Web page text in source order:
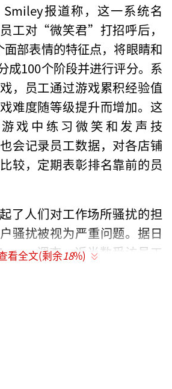
Smiley报道称，这一系统名
工对“微笑君”打招呼后，
面部表情的特征点，将眼睛和
成100个阶段并进行评分。系
，员工通过游戏累积经验值
难度随等级提升而增加。这
戏中练习微笑和发声技
记录员工数据，对各店铺
较，定期表彰排名靠前的员
了人们对工作场所骚扰的担
骚扰被视为严重问题。据日
调查，近半数受访员工
看全文(剩余18%)